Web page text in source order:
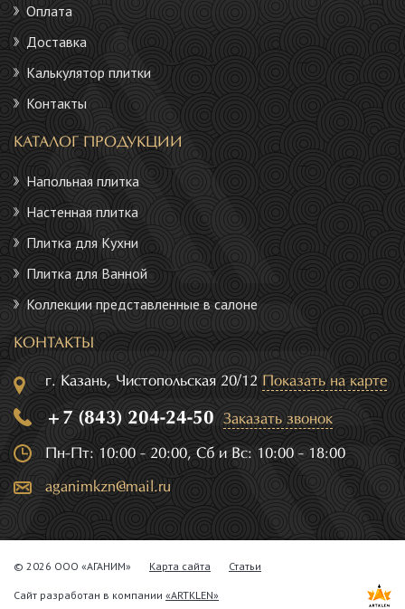
Оплата
Доставка
Калькулятор плитки
Контакты
КАТАЛОГ ПРОДУКЦИИ
Напольная плитка
Настенная плитка
Плитка для Кухни
Плитка для Ванной
Коллекции представленные в салоне
КОНТАКТЫ
г. Казань, Чистопольская 20/12 Показать на карте
+7 (843) 204-24-50 Заказать звонок
Пн-Пт: 10:00 - 20:00, Сб и Вс: 10:00 - 18:00
aganimkzn@mail.ru
© 2026 ООО «АГАНИМ» Карта сайта Статьи
Сайт разработан в компании «ARTKLEN»